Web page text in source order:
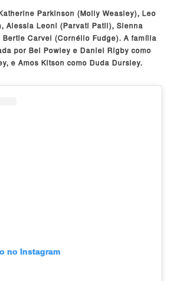
Parkinson (Molly Weasley), Leo
Alessia Leoni (Parvati Patil), Sienna
Carvel (Cornélio Fudge). A família
por Bel Powley e Daniel Rigby como
e Amos Kitson como Duda Dursley.
no Instagram